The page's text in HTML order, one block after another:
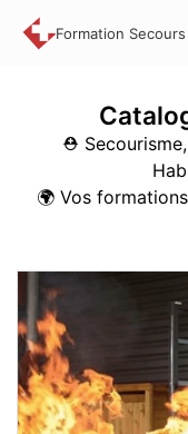
Formation Secours
⛑️
🌍 Vos